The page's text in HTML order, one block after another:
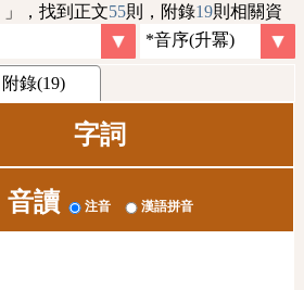
」，找到正文55則，附錄19則相關資
附錄(19)
字詞
音讀 注音 漢語拼音